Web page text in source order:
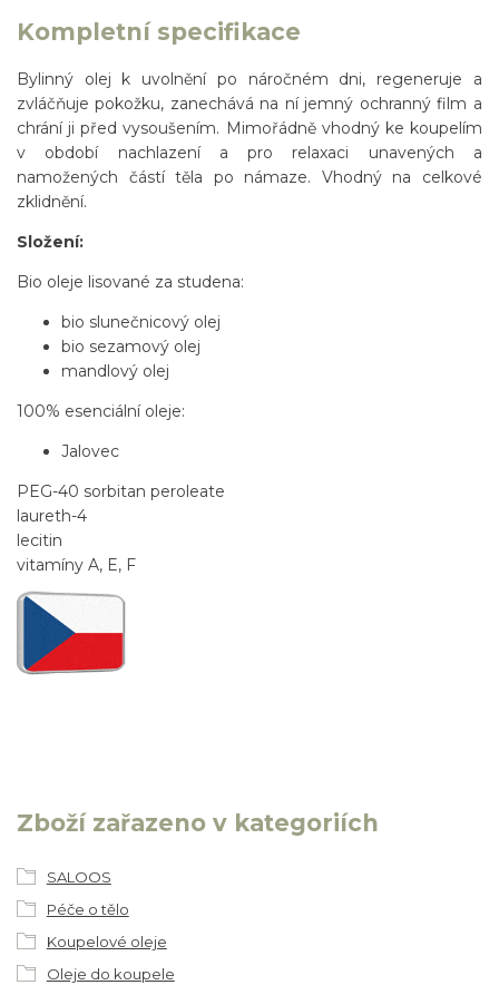
Kompletní specifikace
Bylinný olej k uvolnění po náročném dni, regeneruje a
zvláčňuje pokožku, zanechává na ní jemný ochranný film a
chrání ji před vysoušením. Mimořádně vhodný ke koupelím
v období nachlazení a pro relaxaci unavených a
namožených částí těla po námaze. Vhodný na celkové
zklidnění.
Složení:
Bio oleje lisované za studena:
bio slunečnicový olej
bio sezamový olej
mandlový olej
100% esenciální oleje:
Jalovec
PEG-40 sorbitan peroleate
laureth-4
lecitin
vitamíny A, E, F
Zboží zařazeno v kategoriích
SALOOS
Péče o tělo
Koupelové oleje
Oleje do koupele